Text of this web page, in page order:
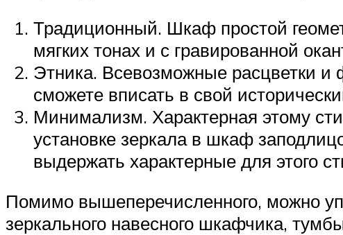
Традиционный. Шкаф простой
мягких тонах и с гравированной
Этника. Всевозможные расцветки
сможете вписать в свой
Минимализм. Характерная этому
установке зеркала в шкаф
выдержать характерные для этого
Помимо вышеперечисленного, можно
зеркального навесного шкафчика,